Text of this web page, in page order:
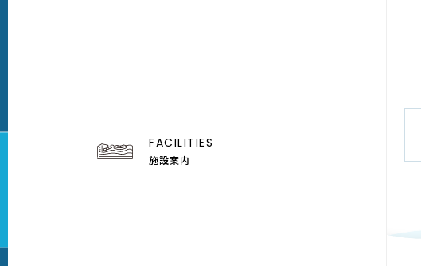
FACILITIES
施設案内